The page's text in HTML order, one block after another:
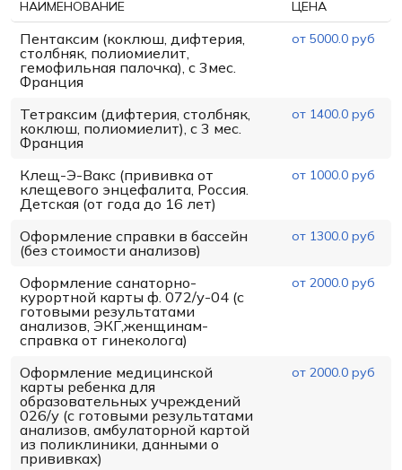
НАИМЕНОВАНИЕ ЦЕНА
Пентаксим (коклюш, дифтерия,
столбняк, полиомиелит,
гемофильная палочка), с 3мес.
Франция
от 5000.0 руб
Тетраксим (дифтерия, столбняк,
коклюш, полиомиелит), с 3 мес.
Франция
от 1400.0 руб
Клещ-Э-Вакс (прививка от
клещевого энцефалита, Россия.
Детская (от года до 16 лет)
от 1000.0 руб
Оформление справки в бассейн
(без стоимости анализов)
от 1300.0 руб
Оформление санаторно-
курортной карты ф. 072/у-04 (с
готовыми результатами
анализов, ЭКГ,женщинам-
справка от гинеколога)
от 2000.0 руб
Оформление медицинской
карты ребенка для
образовательных учреждений
026/у (с готовыми результатами
анализов, амбулаторной картой
из поликлиники, данными о
прививках)
от 2000.0 руб